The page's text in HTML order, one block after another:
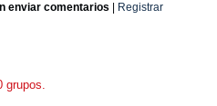
enviar comentarios Registrar
grupos.